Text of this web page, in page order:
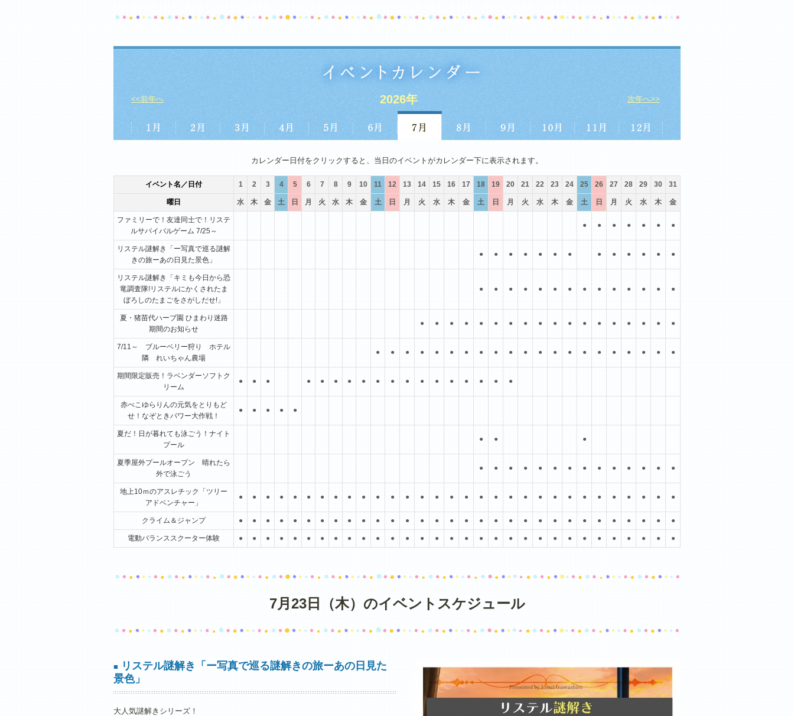
<<前年へ 2026年 次年へ>>
カレンダー日付をクリックすると、当日のイベントがカレンダー下に表示されます。
イベント名／日付 1 2 3 4 5 6 7 8 9 10 11 12 13 14 15 16 17 18 19 20 21 22 23 24 25 26 27 28 29 30 31
曜日 水 木 金 土 日 月 火 水 木 金 土 日 月 火 水 木 金 土 日 月 火 水 木 金 土 日 月 火 水 木 金
ファミリーで！友達同士で！リステ
ルサバイバルゲーム 7/25～
● ● ● ● ● ● ●
リステル謎解き「ー写真で巡る謎解
きの旅ーあの日見た景色」
● ● ● ● ● ● ● ● ● ● ● ● ●
リステル謎解き「キミも今日から恐
竜調査隊!リステルにかくされたま
ぼろしのたまごをさがしだせ!」
● ● ● ● ● ● ● ● ● ● ● ● ● ●
夏・猪苗代ハーブ園 ひまわり迷路
期間のお知らせ
● ● ● ● ● ● ● ● ● ● ● ● ● ● ● ● ● ●
7/11～ ブルーベリー狩り ホテル
隣 れいちゃん農場
● ● ● ● ● ● ● ● ● ● ● ● ● ● ● ● ● ● ● ● ●
期間限定販売！ラベンダーソフトク
リーム
● ● ● ● ● ● ● ● ● ● ● ● ● ● ● ● ● ●
赤べこゆらりんの元気をとりもど
せ！なぞときパワー大作戦！
● ● ● ● ●
夏だ！日が暮れても泳ごう！ナイト
プール
● ● ●
夏季屋外プールオープン 晴れたら
外で泳ごう
● ● ● ● ● ● ● ● ● ● ● ● ● ●
地上10ｍのアスレチック「ツリー
アドベンチャー」
● ● ● ● ● ● ● ● ● ● ● ● ● ● ● ● ● ● ● ● ● ● ● ● ● ● ● ● ● ● ●
クライム＆ジャンプ ● ● ● ● ● ● ● ● ● ● ● ● ● ● ● ● ● ● ● ● ● ● ● ● ● ● ● ● ● ● ●
電動バランススクーター体験 ● ● ● ● ● ● ● ● ● ● ● ● ● ● ● ● ● ● ● ● ● ● ● ● ● ● ● ● ● ● ●
7月23日（木）のイベントスケジュール
■
リステル謎解き「ー写真で巡る謎解きの旅ーあの日見た
景色」
大人気謎解きシリーズ！